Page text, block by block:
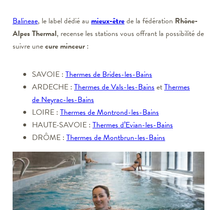
Balineae, le label dédié au mieux-êtrede la fédération Rhône-
Alpes Thermal, recense les stations vous offrant la possibilité de
suivre unecure minceur:
SAVOIE : Thermes de Brides-les-Bains
ARDECHE : Thermes de Vals-les-Bains etThermes
de Neyrac-les-Bains
LOIRE : Thermes de Montrond-les-Bains
HAUTE-SAVOIE : Thermes d’Evian-les-Bains
DRÔME : Thermes de Montbrun-les-Bains